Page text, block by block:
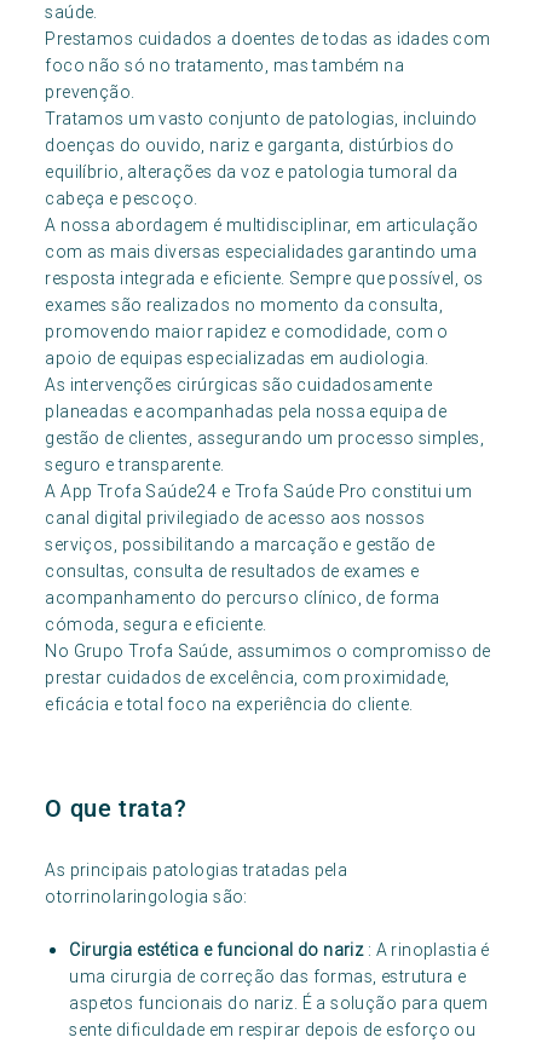
saúde.
Prestamos cuidados a doentes de todas as idades com
foco não só no tratamento, mas também na
prevenção.
Tratamos um vasto conjunto de patologias, incluindo
doenças do ouvido, nariz e garganta, distúrbios do
equilíbrio, alterações da voz e patologia tumoral da
cabeça e pescoço.
A nossa abordagem é multidisciplinar, em articulação
com as mais diversas especialidades garantindo uma
resposta integrada e eficiente. Sempre que possível, os
exames são realizados no momento da consulta,
promovendo maior rapidez e comodidade, com o
apoio de equipas especializadas em audiologia.
As intervenções cirúrgicas são cuidadosamente
planeadas e acompanhadas pela nossa equipa de
gestão de clientes, assegurando um processo simples,
seguro e transparente.
A App Trofa Saúde24 e Trofa Saúde Pro constitui um
canal digital privilegiado de acesso aos nossos
serviços, possibilitando a marcação e gestão de
consultas, consulta de resultados de exames e
acompanhamento do percurso clínico, de forma
cómoda, segura e eficiente.
No Grupo Trofa Saúde, assumimos o compromisso de
prestar cuidados de excelência, com proximidade,
eficácia e total foco na experiência do cliente.
O que trata?
As principais patologias tratadas pela
otorrinolaringologia são:
Cirurgia estética e funcional do nariz: A rinoplastia é
uma cirurgia de correção das formas, estrutura e
aspetos funcionais do nariz. É a solução para quem
sente dificuldade em respirar depois de esforço ou